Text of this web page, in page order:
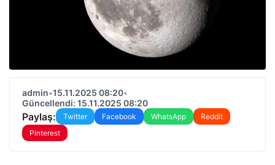
admin•15.11.2025 08:20•
Güncellendi: 15.11.2025 08:20
Paylaş: Twitter Facebook WhatsApp
Reddit
Pinterest